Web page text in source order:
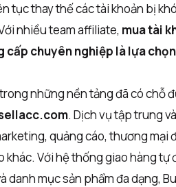
tục thay thế các tài khoản bị
nhiều team affiliate, mua tài
cấp chuyên nghiệp là lựa
những nền tảng đã có chỗ
. Dịch vụ tập trung
quảng cáo, thương mại
khác. Với hệ thống giao hàng
danh mục sản phẩm đa dạng,